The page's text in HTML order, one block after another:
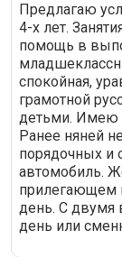
Предлагаю
4-х лет.
помощь в
спокойная,
грамотной
детьми. Имею
Ранее няней
порядочных и
автомобиль.
прилегающем
день. С
день или